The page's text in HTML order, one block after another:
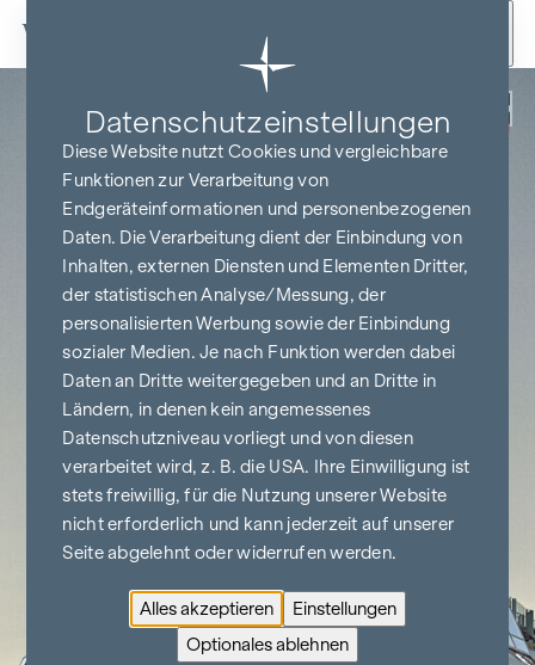
Zum Inhalt springen
PROVISIONSFREI
BIS BAUBEGINN
Datenschutz­einstellungen
Diese Website nutzt Cookies und vergleichbare
Funktionen zur Verarbeitung von
Endgeräteinformationen und personenbezogenen
Daten. Die Verarbeitung dient der Einbindung von
Inhalten, externen Diensten und Elementen Dritter,
der statistischen Analyse/Messung, der
personalisierten Werbung sowie der Einbindung
sozialer Medien. Je nach Funktion werden dabei
Daten an Dritte weitergegeben und an Dritte in
Ländern, in denen kein angemessenes
Datenschutzniveau vorliegt und von diesen
verarbeitet wird, z. B. die USA. Ihre Einwilligung ist
stets freiwillig, für die Nutzung unserer Website
nicht erforderlich und kann jederzeit auf unserer
Seite abgelehnt oder widerrufen werden.
Alles akzeptieren
Einstellungen
Optionales ablehnen